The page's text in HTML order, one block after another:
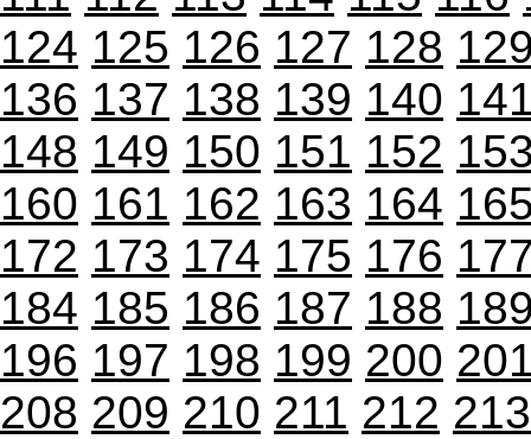
124 125 126 127 128
136 137 138 139 140
148 149 150 151 152
160 161 162 163 164
172 173 174 175 176
184 185 186 187 188
196 197 198 199 200
208 209 210 211 212 213